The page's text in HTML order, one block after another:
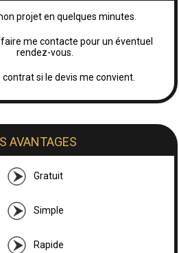
projet en quelques minutes.
me contacte pour un éventuel
rendez-vous.
contrat si le devis me convient.
AVANTAGES
Gratuit
Simple
Rapide